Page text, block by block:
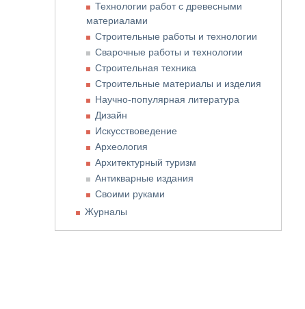
Технологии работ с древесными
материалами
Строительные работы и технологии
Сварочные работы и технологии
Строительная техника
Строительные материалы и изделия
Научно-популярная литература
Дизайн
Искусствоведение
Археология
Архитектурный туризм
Антикварные издания
Своими руками
Журналы